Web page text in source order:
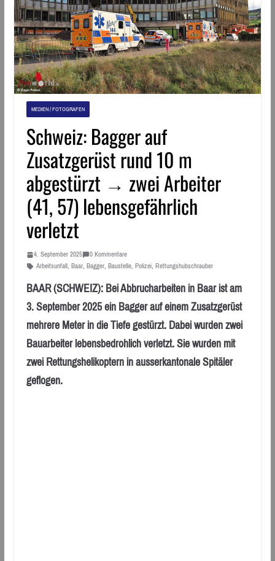
MEDIEN / FOTOGRAFEN
Schweiz: Bagger auf
Zusatzgerüst rund 10 m
abgestürzt → zwei Arbeiter
(41, 57) lebensgefährlich
verletzt
4. September 2025
0 Kommentare
Arbeitsunfall, Baar, Bagger, Baustelle, Polizei, Rettungshubschrauber
BAAR (SCHWEIZ): Bei Abbrucharbeiten in Baar ist am
3. September 2025 ein Bagger auf einem Zusatzgerüst
mehrere Meter in die Tiefe gestürzt. Dabei wurden zwei
Bauarbeiter lebensbedrohlich verletzt. Sie wurden mit
zwei Rettungshelikoptern in ausserkantonale Spitäler
geflogen.